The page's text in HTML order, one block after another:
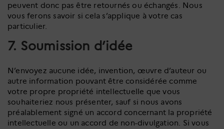
peuvent donc pas être retournés ou échangés. Nous
vous ferons savoir si cela s’applique à votre cas
particulier.
7. Soumission d’idée
N’envoyez aucune idée, invention, œuvre d’auteur ou
autre information pouvant être considérée comme
votre propre propriété intellectuelle que vous
souhaiteriez nous présenter, sauf si nous avons
préalablement signé un accord concernant la propriété
intellectuelle ou un accord de non-divulgation. Si vous